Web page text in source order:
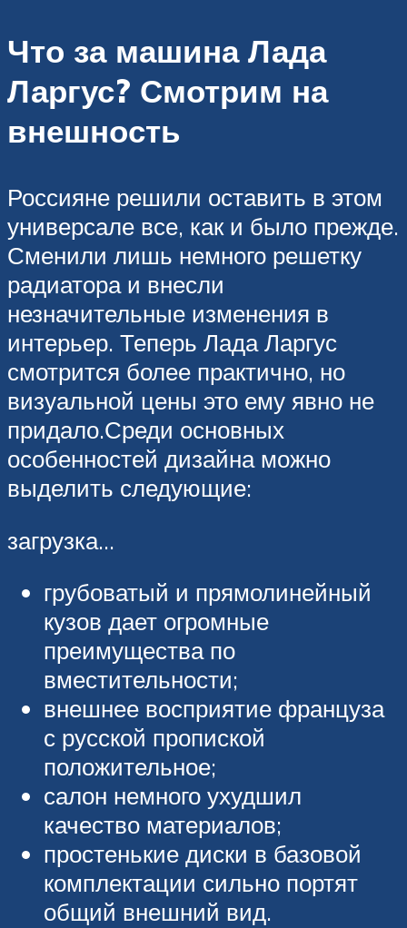
Что за машина Лада
Ларгус? Смотрим на
внешность
Россияне решили оставить в этом
универсале все, как и было прежде.
Сменили лишь немного решетку
радиатора и внесли
незначительные изменения в
интерьер. Теперь Лада Ларгус
смотрится более практично, но
визуальной цены это ему явно не
придало.Среди основных
особенностей дизайна можно
выделить следующие:
загрузка…
грубоватый и прямолинейный
кузов дает огромные
преимущества по
вместительности;
внешнее восприятие француза
с русской пропиской
положительное;
салон немного ухудшил
качество материалов;
простенькие диски в базовой
комплектации сильно портят
общий внешний вид.